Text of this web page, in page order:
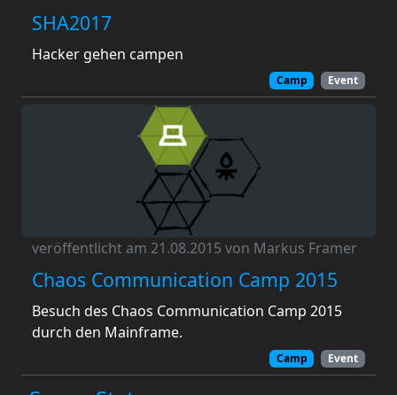
SHA2017
Hacker gehen campen
Camp Event
veröffentlicht am 21.08.2015 von Markus Framer
Chaos Communication Camp 2015
Besuch des Chaos Communication Camp 2015
durch den Mainframe.
Camp Event